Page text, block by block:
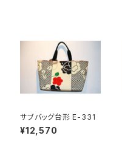
サブバッグ台形 E-331
¥12,570